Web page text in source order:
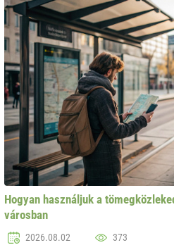
Hogyan használjuk a
városban
2026.08.02 373